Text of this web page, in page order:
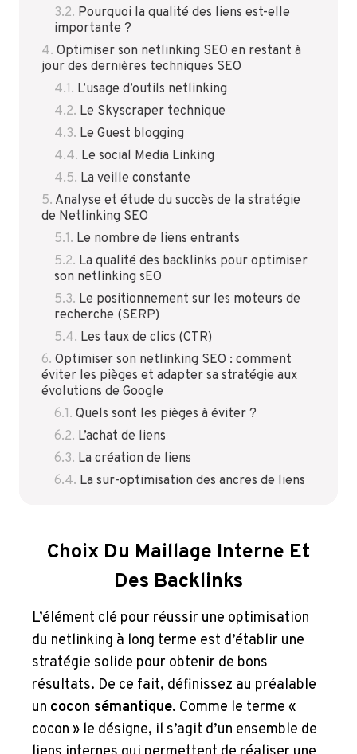
Pourquoi la qualité des liens est-elle
importante ?
Optimiser son netlinking SEO en restant à
jour des dernières techniques SEO
L’usage d’outils netlinking
Le Skyscraper technique
Le Guest blogging
Le social Media Linking
La veille constante
Analyse et étude du succès de la stratégie
de Netlinking SEO
Le nombre de liens entrants
La qualité des backlinks pour optimiser
son netlinking sEO
Le positionnement sur les moteurs de
recherche (SERP)
Les taux de clics (CTR)
Optimiser son netlinking SEO : comment
éviter les pièges et adapter sa stratégie aux
évolutions de Google
Quels sont les pièges à éviter ?
L’achat de liens
La création de liens
La sur-optimisation des ancres de liens
Choix Du Maillage Interne Et
Des Backlinks
L’élément clé pour réussir une optimisation
du netlinking à long terme est d’établir une
stratégie solide pour obtenir de bons
résultats. De ce fait, définissez au préalable
un cocon sémantique. Comme le terme «
cocon » le désigne, il s’agit d’un ensemble de